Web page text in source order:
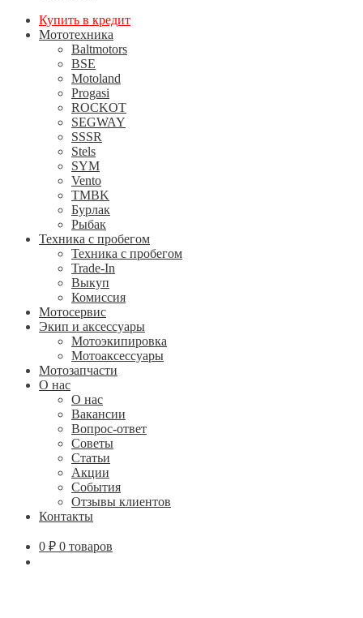
Купить в кредит
Мототехника
Baltmotors
BSE
Motoland
Progasi
ROCKOT
SEGWAY
SSSR
Stels
SYM
Vento
TMBK
Бурлак
Рыбак
Техника с пробегом
Техника с пробегом
Trade-In
Выкуп
Комиссия
Мотосервис
Экип и аксессуары
Мотоэкипировка
Мотоаксессуары
Мотозапчасти
О нас
О нас
Вакансии
Вопрос-ответ
Советы
Статьи
Акции
События
Отзывы клиентов
Контакты
0 ₽ 0 товаров